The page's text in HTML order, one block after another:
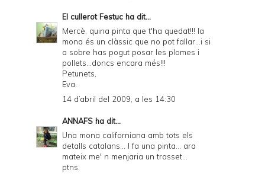
El cullerot Festuc ha dit...
Mercè, quina pinta que t'ha quedat!!! la
mona és un clàssic que no pot fallar...i si
a sobre has pogut posar les plomes i
pollets...doncs encara més!!!
Petunets,
Eva.
14 d’abril del 2009, a les 14:30
ANNAFS ha dit...
Una mona californiana amb tots els
detalls catalans... I fa una pinta... ara
mateix me' n menjaria un trosset...
ptns.